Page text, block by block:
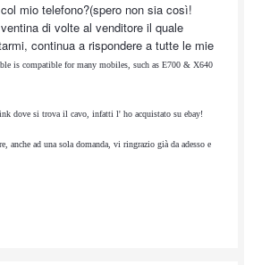
mio telefono?(spero non sia così!
di volte al venditore il quale
continua a rispondere a tutte le mie
is compatible for many mobiles, such as E700 & X640
dove si trova il cavo, infatti l' ho acquistato su ebay!
anche ad una sola domanda, vi ringrazio già da adesso e